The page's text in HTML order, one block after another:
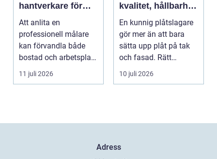
hantverkare för
hem och företag
Att anlita en
professionell målare
kan förvandla både
bostad och arbetsplats
på kort tid. Färger, yt...
11 juli 2026
kvalitet, hållbarhet
och tryggt
takarbete
En kunnig plåtslagare
gör mer än att bara
sätta upp plåt på tak
och fasad. Rätt
plåtarbeten skyddar ...
10 juli 2026
Adress